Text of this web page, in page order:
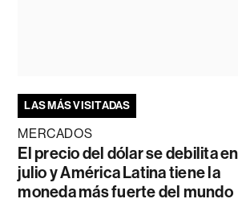
LAS MÁS VISITADAS
MERCADOS
El precio del dólar se debilita en
julio y América Latina tiene la
moneda más fuerte del mundo